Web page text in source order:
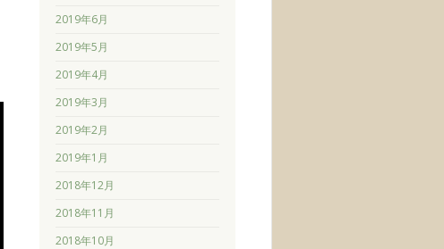
2019年6月
2019年5月
2019年4月
2019年3月
2019年2月
2019年1月
2018年12月
2018年11月
2018年10月